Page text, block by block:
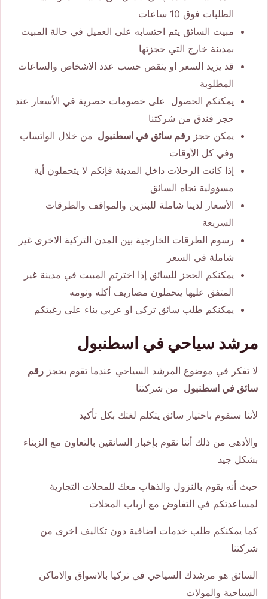
الطلبات فوق 10 ساعات
مبيت السائق يتم احتسابه على العميل في حالة المبيت
بمدينة خارج التي حجزتها
قد يزيد السعر او ينقص حسب عدد الاشخاص والساعات
المطلوبة
يمكنكم الحصول على خصومات حصرية في الأسعار عند
حجز فندق من شركتنا
يمكن حجز رقم سائق في اسطنبول من خلال الواتساب
وفي كل الأوقات
إذا كانت الرحلات داخل المدينة فإنكم لا يتحملون أية
مسؤولية تجاه السائق
الأسعار لدينا شاملة للبنزين والمواقف والطرقات
السريعة
رسوم الطرقات الخارجية بين المدن التركية الاخرى غير
شاملة في السعر
يمكنكم الحجز للسائق إذا اخترتم المبيت في مدينة غير
المتفق عليها يتحملون مصاريف أكله ونومه
يمكنكم طلب سائق تركي او عربي بناء على رغبتكم
مرشد سياحي في اسطنبول
لا تفكر في موضوع المرشد السياحي عندما تقوم بحجز رقم
سائق في اسطنبول من شركتنا
لأننا سنقوم باختيار سائق يتكلم لغتك بكل تأكيد
والأدهى من ذلك أننا نقوم بإخبار السائقين بالتعاون مع الزبناء
بشكل جيد
حيث أنه يقوم بالنزول والذهاب معك للمحلات التجارية
لمساعدتكم في التفاوض مع أرباب المحلات
كما يمكنكم طلب خدمات اضافية دون تكاليف اخرى من
شركتنا
السائق هو مرشدك السياحي في تركيا بالاسواق والاماكن
السياحية والمولات